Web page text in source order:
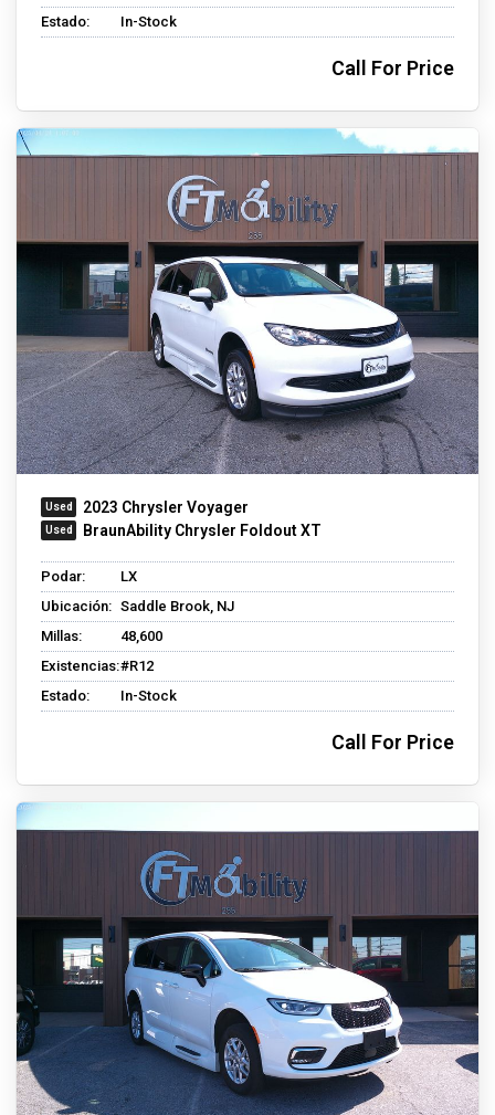
Estado: In-Stock
Call For Price
2023 Chrysler Voyager
BraunAbility Chrysler Foldout XT
Podar:
LX
Ubicación: Saddle Brook, NJ
Millas:
48,600
Existencias:#R12
Estado:
In-Stock
Call For Price